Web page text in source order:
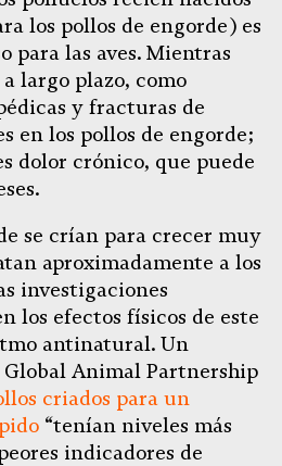
los pollos de engorde) es
para las aves. Mientras
largo plazo, como
y fracturas de
en los pollos de engorde;
dolor crónico, que puede
se crían para crecer muy
aproximadamente a los
investigaciones
los efectos físicos de este
antinatural. Un
Animal Partnership
criados para un
“tenían niveles más
indicadores de